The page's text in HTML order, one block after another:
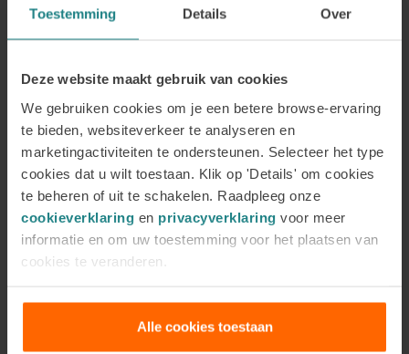
Toestemming Details Over
Deze website maakt gebruik van cookies
We gebruiken cookies om je een betere browse-ervaring
te bieden, websiteverkeer te analyseren en
marketingactiviteiten te ondersteunen. Selecteer het type
cookies dat u wilt toestaan. Klik op 'Details' om cookies
te beheren of uit te schakelen. Raadpleeg onze
cookieverklaring en privacyverklaring voor meer
informatie en om uw toestemming voor het plaatsen van
cookies te veranderen.
Alle cookies toestaan
30 juli 2026
Meld je aan voor onze Online
Open Avond op donderdag 3
september